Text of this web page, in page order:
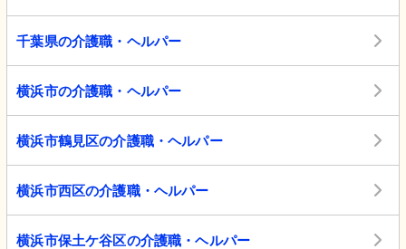
千葉県の介護職・ヘルパー
横浜市の介護職・ヘルパー
横浜市鶴見区の介護職・ヘルパー
横浜市西区の介護職・ヘルパー
横浜市保土ケ谷区の介護職・ヘルパー